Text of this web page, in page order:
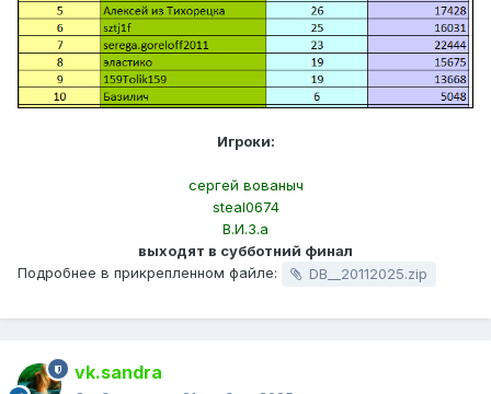
Игроки:
сергей вованыч
steal0674
В.И.З.а
выходят в субботний финал
Подробнее в прикрепленном файле:
DB__20112025.zip
vk.sandra